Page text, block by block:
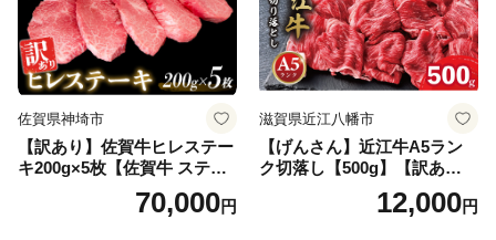
佐賀県神埼市
【訳あり】佐賀牛ヒレステー
キ200g×5枚【佐賀牛 ステー
キ ブランド肉 ヒレ肉 フィレ
肉 ジューシー ヘルシー】(H0
70,000円
滋賀県近江八幡市
【げんさん】近江牛A5ラン
ク切落し【500g】【訳あり】
12,000円